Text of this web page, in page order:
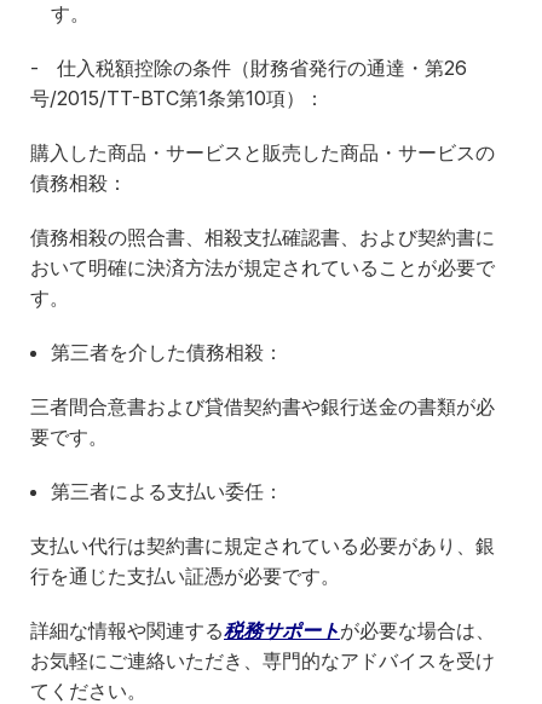
す。
- 仕入税額控除の条件（財務省発行の通達・第26
号/2015/TT-BTC第1条第10項）：
購入した商品・サービスと販売した商品・サービスの
債務相殺：
債務相殺の照合書、相殺支払確認書、および契約書に
おいて明確に決済方法が規定されていることが必要で
す。
第三者を介した債務相殺：
三者間合意書および貸借契約書や銀行送金の書類が必
要です。
第三者による支払い委任：
支払い代行は契約書に規定されている必要があり、銀
行を通じた支払い証憑が必要です。
詳細な情報や関連する税務サポートが必要な場合は、
お気軽にご連絡いただき、専門的なアドバイスを受け
てください。